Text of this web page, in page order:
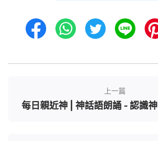
的萬物也都隨着神的意念而更新、變
神口中的一句承諾、一個應許的應驗
下被擺布安排着，扮演着各自的角
麽？你怎樣認識神的權柄？神的權柄
没有時間限制？能不能論高低長短？
上一篇
每日親近神 | 神話語朗誦 - 認識